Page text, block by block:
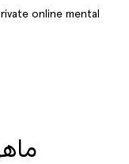
online mental